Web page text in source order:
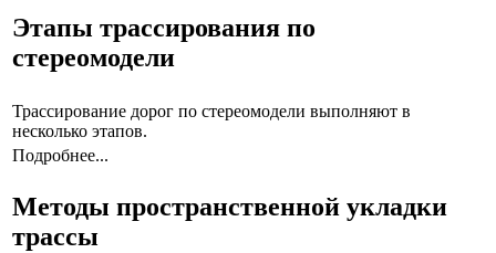
Этапы трассирования по
стереомодели
Трассирование дорог по стереомодели выполняют в
несколько этапов.
Подробнее...
Методы пространственной укладки
трассы